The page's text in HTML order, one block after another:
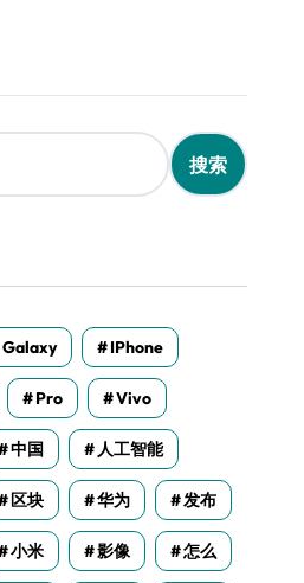
Galaxy IPhone
Pro Vivo
中国 人工智能
区块 华为 发布
小米 影像 怎么